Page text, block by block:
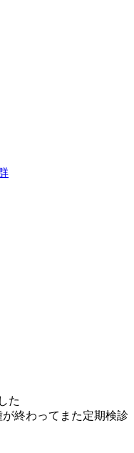
た
終わってまた定期検診